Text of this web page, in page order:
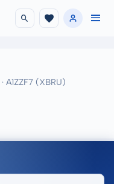
· A1ZZF7 (XBRU)